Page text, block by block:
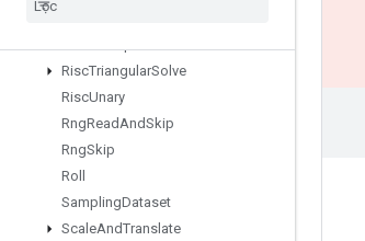
RiscTriangularSolve
RiscUnary
RngReadAndSkip
RngSkip
Roll
SamplingDataset
ScaleAndTranslate